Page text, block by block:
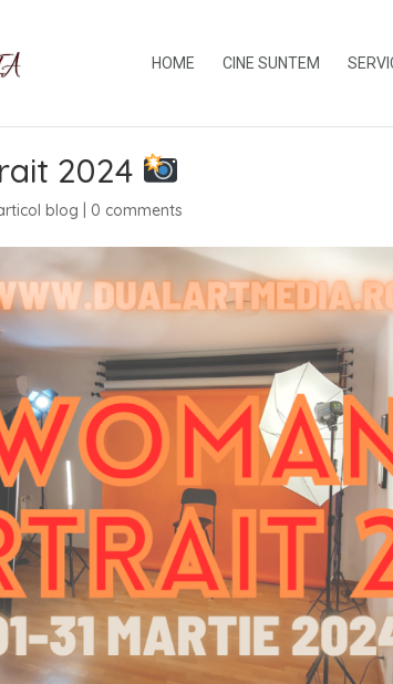
HOME CINE SUNTEM
2024
blog 0 comments